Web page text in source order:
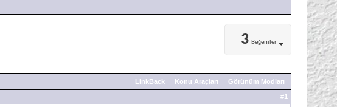
3 Beğeniler
LinkBack Konu Araçları Görünüm Modları
#1